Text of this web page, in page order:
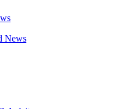
News